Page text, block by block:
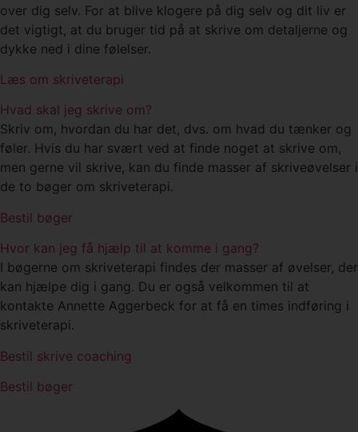
over dig selv. For at blive klogere på dig selv og dit liv er
det vigtigt, at du bruger tid på at skrive om detaljerne og
dykke ned i dine følelser.
Læs om skriveterapi
Hvad skal jeg skrive om?
Skriv om, hvordan du har det, dvs. om hvad du tænker og
føler. Hvis du har svært ved at finde noget at skrive om,
men gerne vil skrive, kan du finde masser af skriveøvelser i
de to bøger om skriveterapi.
Bestil bøger
Hvor kan jeg få hjælp til at komme i gang?
I bøgerne om skriveterapi findes der masser af øvelser, der
kan hjælpe dig i gang. Du er også velkommen til at
kontakte Annette Aggerbeck for at få en times indføring i
skriveterapi.
Bestil skrive coaching
Bestil bøger